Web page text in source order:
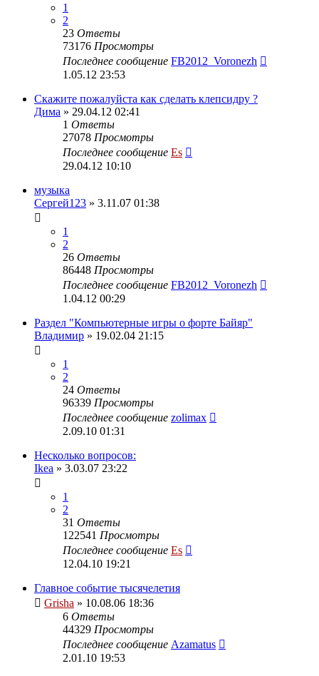
1
2
23 Ответы
73176 Просмотры
Последнее сообщение FB2012_Voronezh
1.05.12 23:53
Скажите пожалуйста как сделать клепсидру ?
Дима » 29.04.12 02:41
1 Ответы
27078 Просмотры
Последнее сообщение Es
29.04.12 10:10
музыка
Сергей123 » 3.11.07 01:38
1
2
26 Ответы
86448 Просмотры
Последнее сообщение FB2012_Voronezh
1.04.12 00:29
Раздел "Компьютерные игры о форте Байяр"
Владимир » 19.02.04 21:15
1
2
24 Ответы
96339 Просмотры
Последнее сообщение zolimax
2.09.10 01:31
Несколько вопросов:
Ikea » 3.03.07 23:22
1
2
31 Ответы
122541 Просмотры
Последнее сообщение Es
12.04.10 19:21
Главное событие тысячелетия
Grisha » 10.08.06 18:36
6 Ответы
44329 Просмотры
Последнее сообщение Azamatus
2.01.10 19:53